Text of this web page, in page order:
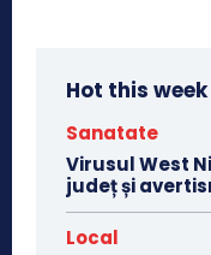
Hot this week
Sanatate
Virusul West
județ și
Local